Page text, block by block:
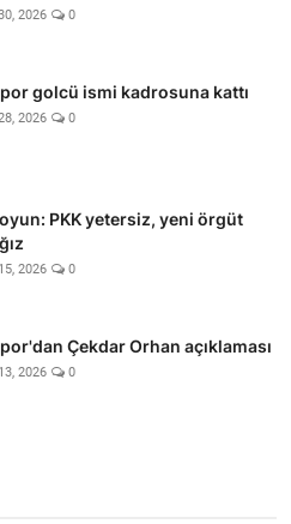
2026 0
golcü ismi kadrosuna kattı
2026 0
PKK yetersiz, yeni örgüt
2026 0
Çekdar Orhan açıklaması
2026 0